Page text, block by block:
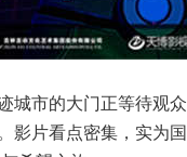
市的大门正等待观众
影片看点密集，实为